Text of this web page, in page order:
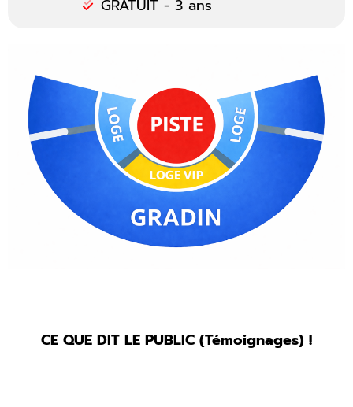
GRATUIT - 3 ans
CE QUE DIT LE PUBLIC (Témoignages) !